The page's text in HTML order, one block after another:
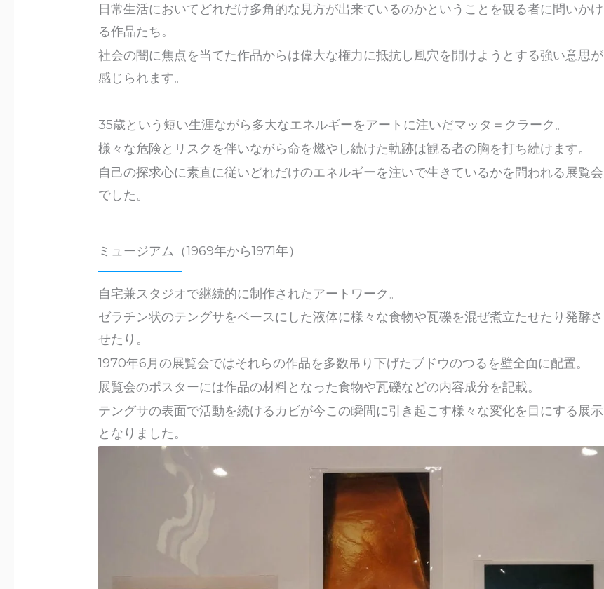
日常生活においてどれだけ多角的な見方が出来ているのかということを観る者に問いかけ
る作品たち。
社会の闇に焦点を当てた作品からは偉大な権力に抵抗し風穴を開けようとする強い意思が
感じられます。
35歳という短い生涯ながら多大なエネルギーをアートに注いだマッタ＝クラーク。
様々な危険とリスクを伴いながら命を燃やし続けた軌跡は観る者の胸を打ち続けます。
自己の探求心に素直に従いどれだけのエネルギーを注いで生きているかを問われる展覧会
でした。
ミュージアム（1969年から1971年）
自宅兼スタジオで継続的に制作されたアートワーク。
ゼラチン状のテングサをベースにした液体に様々な食物や瓦礫を混ぜ煮立たせたり発酵さ
せたり。
1970年6月の展覧会ではそれらの作品を多数吊り下げたブドウのつるを壁全面に配置。
展覧会のポスターには作品の材料となった食物や瓦礫などの内容成分を記載。
テングサの表面で活動を続けるカビが今この瞬間に引き起こす様々な変化を目にする展示
となりました。